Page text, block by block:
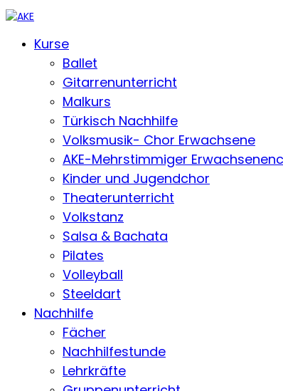
Kurse
Ballet
Gitarrenunterricht
Malkurs
Türkisch Nachhilfe
Volksmusik- Chor Erwachsene
AKE-Mehrstimmiger
Kinder und Jugendchor
Theaterunterricht
Volkstanz
Salsa & Bachata
Pilates
Volleyball
Steeldart
Nachhilfe
Fächer
Nachhilfestunde
Lehrkräfte